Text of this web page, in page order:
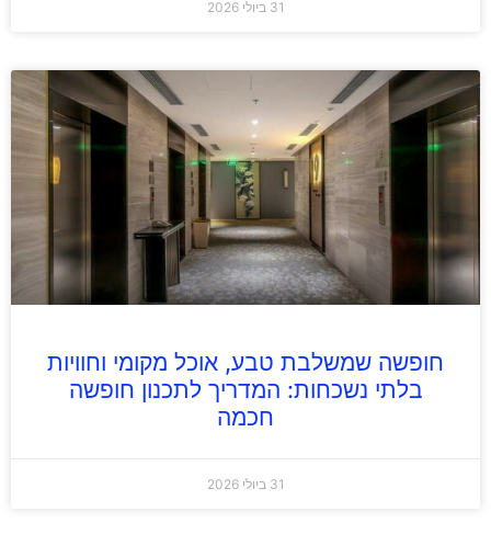
31 ביולי 2026
חופשה שמשלבת טבע, אוכל מקומי וחוויות
בלתי נשכחות: המדריך לתכנון חופשה
חכמה
31 ביולי 2026